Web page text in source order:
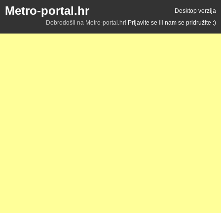
Metro-portal.hr
Desktop verzija
Dobrodošli na Metro-portal.hr! Prijavite se ili nam se pridružite :)